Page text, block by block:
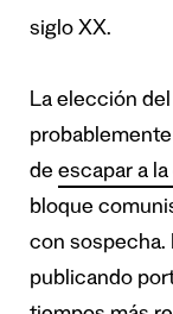
siglo XX.
La elección
de escapar a
bloque
con sospecha.
publicando